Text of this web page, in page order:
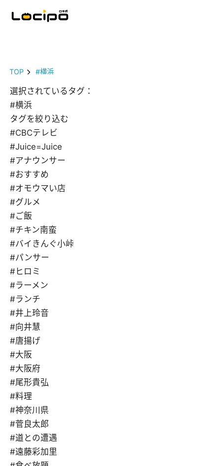
TOP #横浜
選択されているタグ：
#横浜
タグを絞り込む
#CBCテレビ
#Juice=Juice
#アナウンサー
#おすすめ
#オモウマい店
#グルメ
#ご飯
#チキン南蛮
#バイきんぐ小峠
#パンサー
#ヒロミ
#ラーメン
#ランチ
#井上玲音
#向井慧
#唐揚げ
#大阪
#大阪府
#尾形貴弘
#料理
#神奈川県
#菅良太郎
#道との遭遇
#遠藤彩加里